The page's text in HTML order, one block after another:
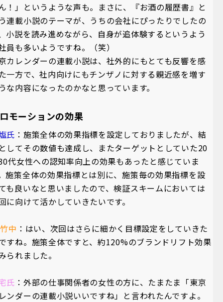
！」というような声も。まさに、『お酒の履歴書』と
連載小説のテーマが、うちの会社にぴったりでしたの
小説を読み進めながら、自身が追体験するというよう
員も多いようですね。（笑）
カレンダーの連載小説は、社外的にもとても反響を感
一方で、社内向けにもチンザノに対する親近感を増す
な内容になったのかなと思っています。
モーションの効果
氏 ：施策全体の効果指標を設定しておりましたが、結
してその数値も達成し、またターゲットとしていた20
代女性への認知率向上の効果もあったと感じていま
施策全体の効果指標とは別に、施策毎の効果指標を設
も良いなと思いましたので、検証スキームにおいては
に向けて活かしていきたいです。
中 ：はい、次回はさらに細かく目標設定をしていきた
すね。施策全体ですと、約120%のブランドリフト効果
られました。
氏 ：外部の仕事関係者の女性の方に、たまたま「東京
ンダーの連載小説いいですね」と言われたんですよ。